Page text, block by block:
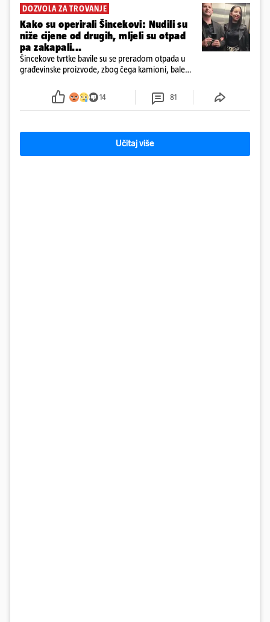
DOZVOLA ZA TROVANJE
Kako su operirali Šincekovi: Nudili su
niže cijene od drugih, mljeli su otpad
pa zakapali...
Šincekove tvrtke bavile su se preradom otpada u
građevinske proizvode, zbog čega kamioni, bale
14 81
Učitaj više